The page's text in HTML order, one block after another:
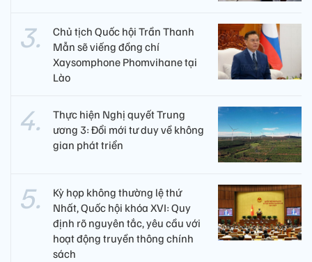
Chủ tịch Quốc hội Trần Thanh
Mẫn sẽ viếng đồng chí
Xaysomphone Phomvihane tại
Lào
Thực hiện Nghị quyết Trung
ương 3: Đổi mới tư duy về không
gian phát triển
Kỳ họp không thường lệ thứ
Nhất, Quốc hội khóa XVI: Quy
định rõ nguyên tắc, yêu cầu với
hoạt động truyền thông chính
sách